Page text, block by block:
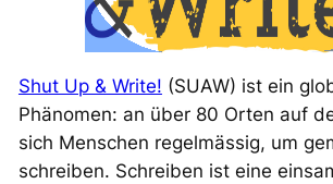
Shut Up & Write! (SUAW) ist ein
Phänomen: an über 80 Orten auf
sich Menschen regelmässig, um
schreiben. Schreiben ist eine